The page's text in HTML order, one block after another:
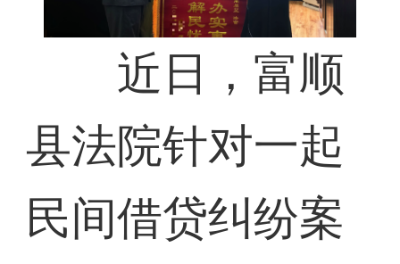
近日，富顺
县法院针对一起
民间借贷纠纷案